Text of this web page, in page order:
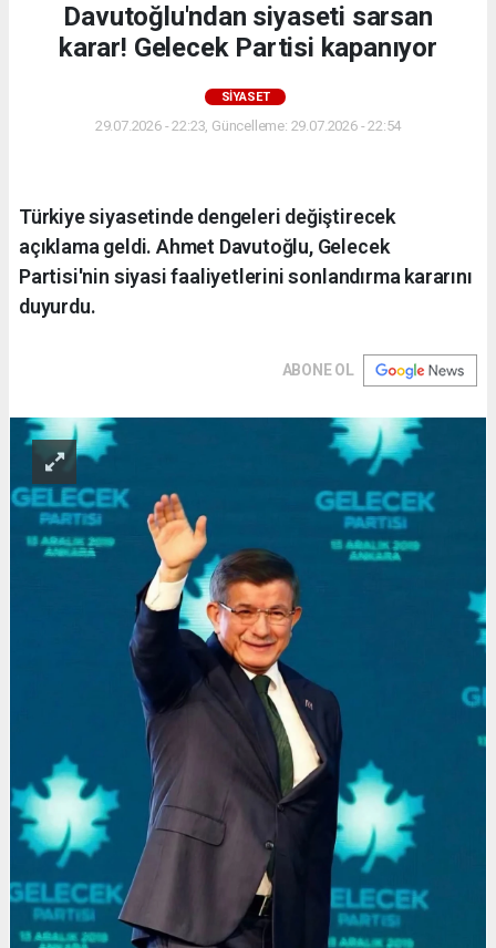
Davutoğlu'ndan siyaseti sarsan
karar! Gelecek Partisi kapanıyor
SİYASET
29.07.2026 - 22:23, Güncelleme: 29.07.2026 - 22:54
Türkiye siyasetinde dengeleri değiştirecek
açıklama geldi. Ahmet Davutoğlu, Gelecek
Partisi'nin siyasi faaliyetlerini sonlandırma kararını
duyurdu.
ABONE OL